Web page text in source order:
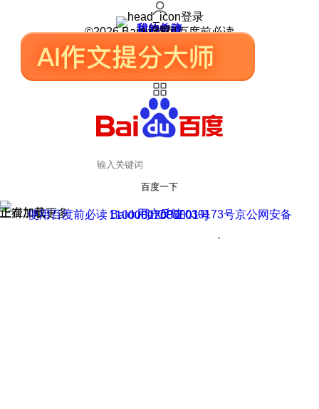
登录
我的关注
我的收藏
皮肤中心
用户反馈
设置
©2026 Baidu 使用百度前必读
百度一下
正在加载
上滑加载更多 用户反馈
使用百度前必读 Baidu 京ICP证030173号
京公网安备11000002000001号